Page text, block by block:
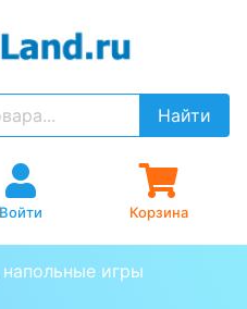
Найти
Войти Корзина
игры